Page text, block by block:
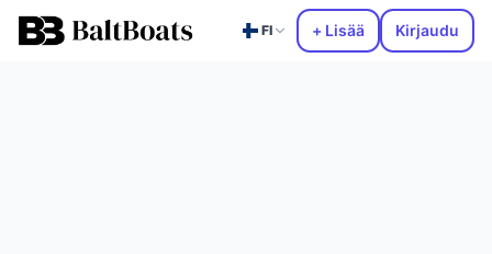
FI + Lisää Kirjaudu